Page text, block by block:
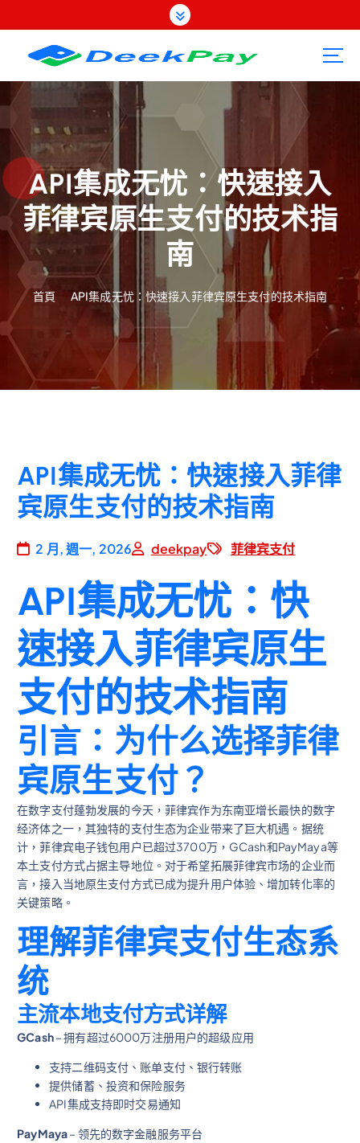
至
API集成无忧：快速接入
菲律宾原生支付的技术指
南
首頁 API集成无忧：快速接入菲律宾原生支付的技术指南
API集成无忧：快速接入菲律
宾原生支付的技术指南
2 月, 週一, 2026 deekpay 菲律宾支付
API集成无忧：快
速接入菲律宾原生
支付的技术指南
引言：为什么选择菲律
宾原生支付？
在数字支付蓬勃发展的今天，菲律宾作为东南亚增长最快的数字
经济体之一，其独特的支付生态为企业带来了巨大机遇。据统
计，菲律宾电子钱包用户已超过3700万，GCash和PayMaya等
本土支付方式占据主导地位。对于希望拓展菲律宾市场的企业而
言，接入当地原生支付方式已成为提升用户体验、增加转化率的
关键策略。
理解菲律宾支付生态系
统
主流本地支付方式详解
GCash– 拥有超过6000万注册用户的超级应用
支持二维码支付、账单支付、银行转账
提供储蓄、投资和保险服务
API集成支持即时交易通知
PayMaya– 领先的数字金融服务平台